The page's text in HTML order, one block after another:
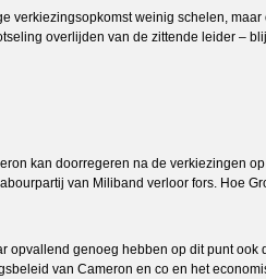
verkiezingsopkomst weinig schelen,
overlijden van de zittende leider –
kan doorregeren na de verkiezingen
van Miliband verloor fors. Hoe
opvallend genoeg hebben op dit punt
van Cameron en co en het